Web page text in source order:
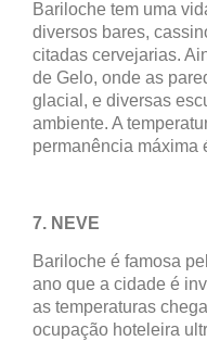
Bariloche tem uma
diversos bares,
citadas cervejarias.
de Gelo, onde as
glacial, e diversas
ambiente. A
permanência máxima
7. NEVE
Bariloche é famosa
ano que a cidade é
as temperaturas
ocupação hoteleira